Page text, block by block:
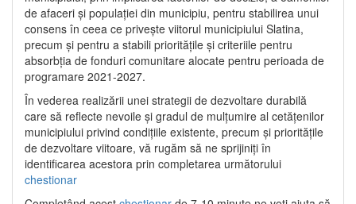
de afaceri și populației din municipiu, pentru stabilirea unui
consens în ceea ce privește viitorul municipiului Slatina,
precum și pentru a stabili prioritățile și criteriile pentru
absorbția de fonduri comunitare alocate pentru perioada de
programare 2021-2027.
În vederea realizării unei strategii de dezvoltare durabilă
care să reflecte nevoile și gradul de mulțumire al cetățenilor
municipiului privind condițiile existente, precum și prioritățile
de dezvoltare viitoare, vă rugăm să ne sprijiniți în
identificarea acestora prin completarea următorului
chestionar